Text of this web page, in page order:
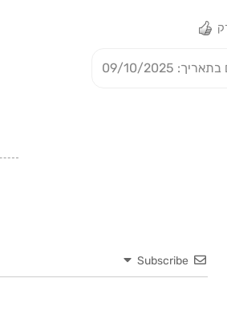
09/10/2025
Subscribe